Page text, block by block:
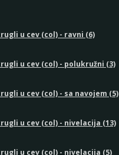
u cev (col) - ravni (6)
u cev (col) - polukružni (3)
u cev (col) - sa navojem (5)
u cev (col) - nivelacija (13)
u cev (col) - nivelacija (5)